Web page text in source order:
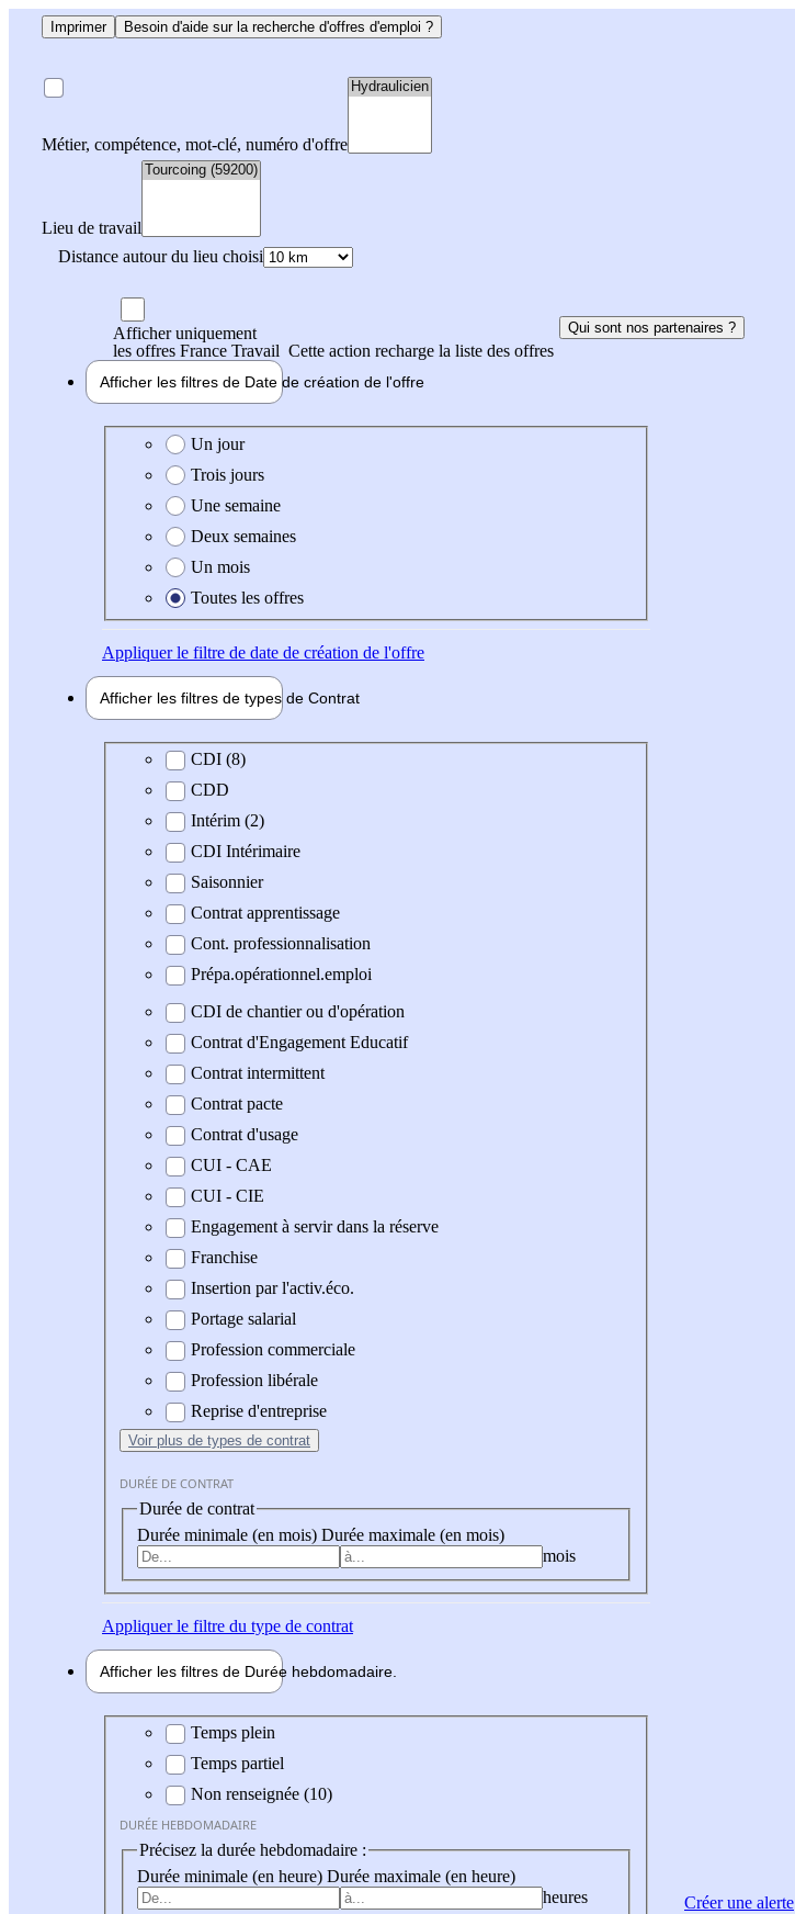
Imprimer Besoin d'aide sur la recherche d'offres d'emploi ?
Métier, compétence, mot-clé, numéro d'offre
Lieu de travail
Distance autour du lieu choisi
Afficher uniquement
les offres France Travail Cette action recharge la liste des offres
Qui sont nos partenaires ?
Afficher les filtres de Date de création de l'offre
Date de création de l'offre
Un jour
Trois jours
Une semaine
Deux semaines
Un mois
Toutes les offres
Appliquerle filtre de date de création de l'offre
Afficher les filtres de types de Contrat
Type de contrat
CDI (8)
CDD
Intérim (2)
CDI Intérimaire
Saisonnier
Contrat apprentissage
Cont. professionnalisation
Prépa.opérationnel.emploi
CDI de chantier ou d'opération
Contrat d'Engagement Educatif
Contrat intermittent
Contrat pacte
Contrat d'usage
CUI - CAE
CUI - CIE
Engagement à servir dans la réserve
Franchise
Insertion par l'activ.éco.
Portage salarial
Profession commerciale
Profession libérale
Reprise d'entreprise
Voir plus de types de contrat
DURÉE DE CONTRAT
Durée de contrat
Durée minimale (en mois) Durée maximale (en mois)
mois
Appliquerle filtre du type de contrat
Afficher les filtres de Durée hebdomadaire
Durée hebdomadaire
Temps plein
Temps partiel
Non renseignée (10)
DURÉE HEBDOMADAIRE
Précisez la durée hebdomadaire :
Durée minimale (en heure) Durée maximale (en heure)
heures
Créer une alerte